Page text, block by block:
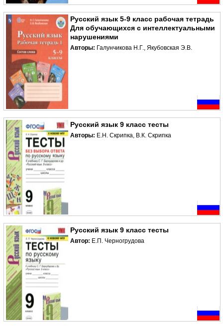
Русский язык 5-9 класс рабочая тетрадь
Для обучающихся с интеллектуальными
нарушениями
Авторы: Галунчикова Н.Г., Якубовская Э.В.
Русский язык 9 класс тесты
Авторы: Е.Н. Скрипка, В.К. Скрипка
Русский язык 9 класс тесты
Автор: Е.П. Черногрудова